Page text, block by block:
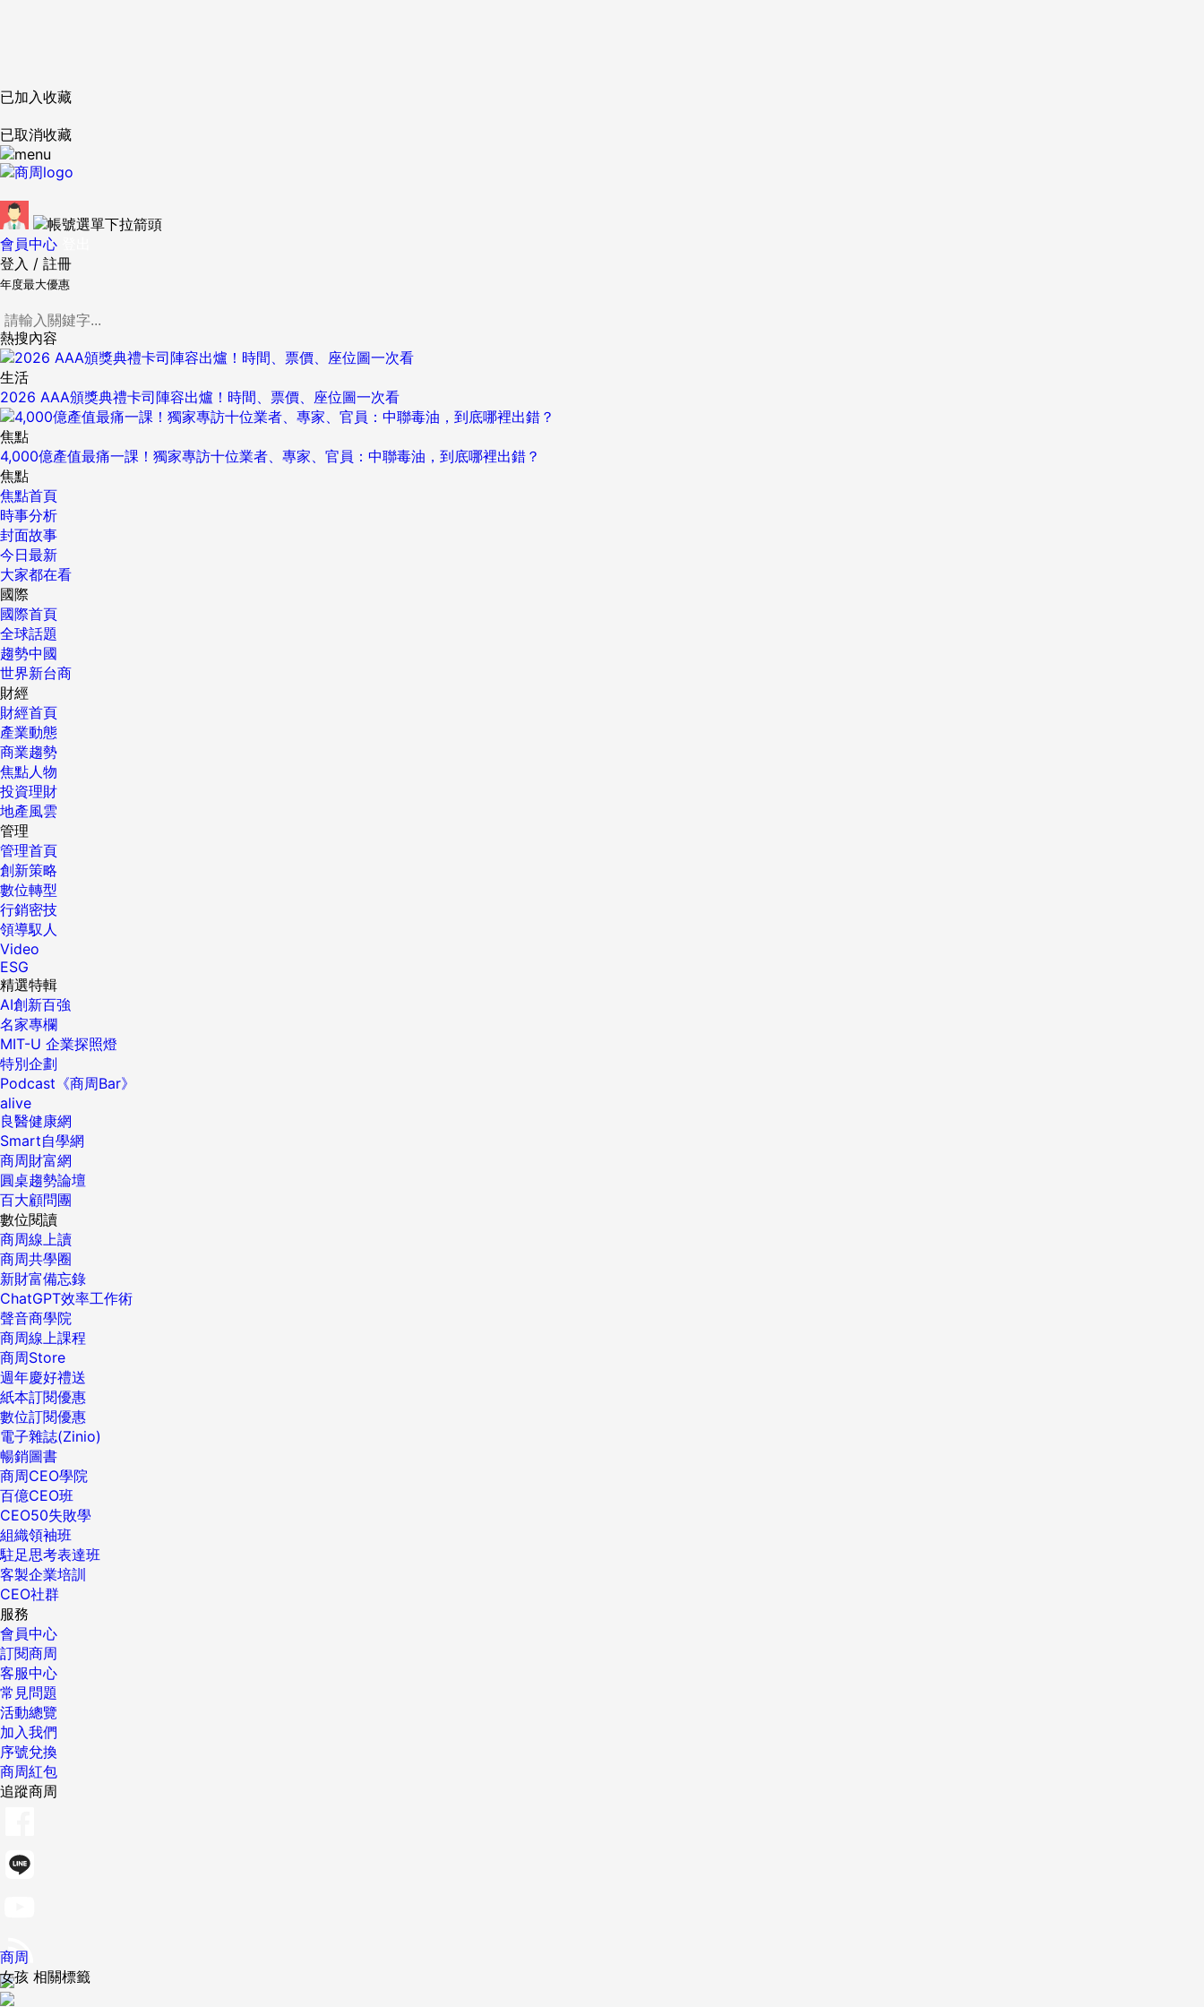
已加入收藏
已取消收藏
會員中心
登入 / 註冊
年度最大優惠
熱搜內容
生活
2026 AAA頒獎典禮卡司陣容出爐！時間、票價、座位圖一次看
焦點
4,000億產值最痛一課！獨家專訪十位業者、專家、官員：中聯毒油，到底哪裡出錯？
焦點
焦點首頁
時事分析
封面故事
今日最新
大家都在看
國際
國際首頁
全球話題
趨勢中國
世界新台商
財經
財經首頁
產業動態
商業趨勢
焦點人物
投資理財
地產風雲
管理
管理首頁
創新策略
數位轉型
行銷密技
領導馭人
Video
ESG
精選特輯
AI創新百強
名家專欄
MIT-U 企業探照燈
特別企劃
Podcast《商周Bar》
alive
良醫健康網
Smart自學網
商周財富網
圓桌趨勢論壇
百大顧問團
數位閱讀
商周線上讀
商周共學圈
新財富備忘錄
ChatGPT效率工作術
聲音商學院
商周線上課程
商周Store
週年慶好禮送
紙本訂閱優惠
數位訂閱優惠
電子雜誌(Zinio)
暢銷圖書
商周CEO學院
百億CEO班
CEO50失敗學
組織領袖班
駐足思考表達班
客製企業培訓
CEO社群
服務
會員中心
訂閱商周
客服中心
常見問題
活動總覽
加入我們
序號兌換
商周紅包
追蹤商周
商周
女孩 相關標籤